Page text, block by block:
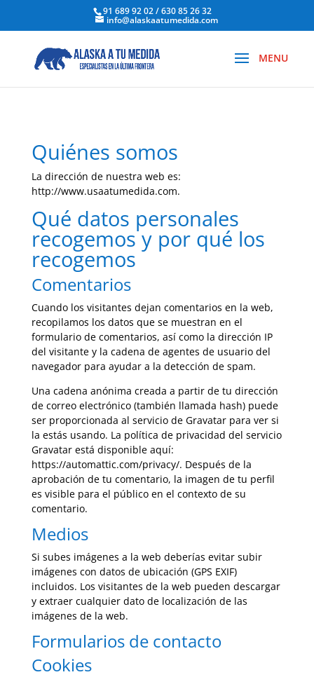
91 689 92 02 / 630 85 26 32
info@alaskaatumedida.com
Quiénes somos
La dirección de nuestra web es:
http://www.usaatumedida.com.
Qué datos personales
recogemos y por qué los
recogemos
Comentarios
Cuando los visitantes dejan comentarios en la web,
recopilamos los datos que se muestran en el
formulario de comentarios, así como la dirección IP
del visitante y la cadena de agentes de usuario del
navegador para ayudar a la detección de spam.
Una cadena anónima creada a partir de tu dirección
de correo electrónico (también llamada hash) puede
ser proporcionada al servicio de Gravatar para ver si
la estás usando. La política de privacidad del servicio
Gravatar está disponible aquí:
https://automattic.com/privacy/. Después de la
aprobación de tu comentario, la imagen de tu perfil
es visible para el público en el contexto de su
comentario.
Medios
Si subes imágenes a la web deberías evitar subir
imágenes con datos de ubicación (GPS EXIF)
incluidos. Los visitantes de la web pueden descargar
y extraer cualquier dato de localización de las
imágenes de la web.
Formularios de contacto
Cookies